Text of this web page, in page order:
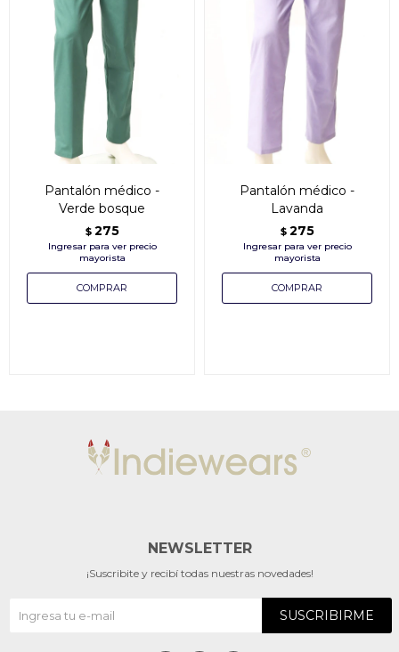
Pantalón médico -
Verde bosque
$ 275
Pantalón médico -
Lavanda
$ 275
NEWSLETTER
¡Suscribite y recibí todas nuestras novedades!
SUSCRIBIRME